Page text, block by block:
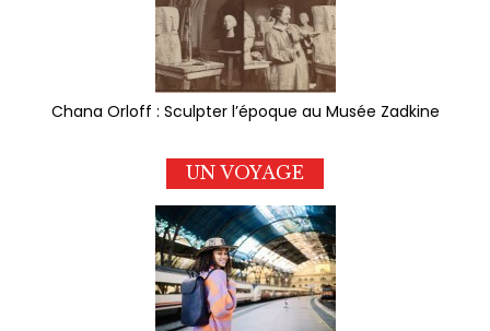
Chana Orloff : Sculpter l’époque au Musée Zadkine
UN VOYAGE